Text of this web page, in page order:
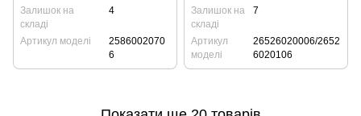
Залишок на
складі
4
Артикул моделі
2586002070
6
Залишок на
складі
7
Артикул
моделі
26526020006/2652
6020106